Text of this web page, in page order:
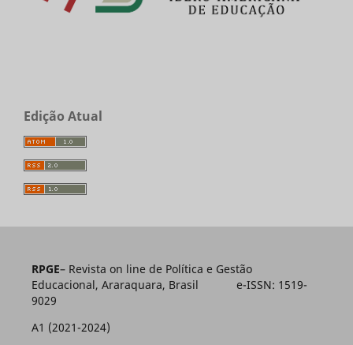
Edição Atual
RPGE– Revista on line de Política e Gestão
Educacional, Araraquara, Brasil e-ISSN: 1519-
9029
A1 (2021-2024)